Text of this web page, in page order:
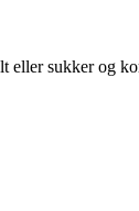
eller sukker og